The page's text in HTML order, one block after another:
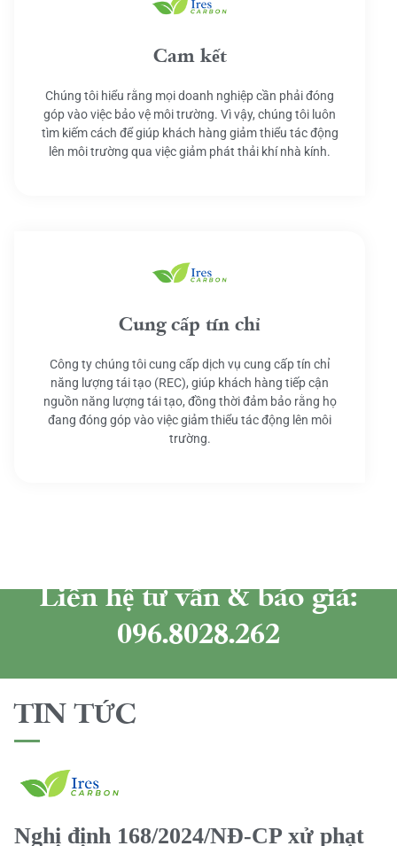
Cam kết
Chúng tôi hiểu rằng mọi doanh nghiệp cần phải đóng
góp vào việc bảo vệ môi trường. Vì vậy, chúng tôi luôn
tìm kiếm cách để giúp khách hàng giảm thiểu tác động
lên môi trường qua việc giảm phát thải khí nhà kính.
Cung cấp tín chỉ
Công ty chúng tôi cung cấp dịch vụ cung cấp tín chỉ
năng lượng tái tạo (REC), giúp khách hàng tiếp cận
nguồn năng lượng tái tạo, đồng thời đảm bảo rằng họ
đang đóng góp vào việc giảm thiểu tác động lên môi
trường.
Liên hệ tư vấn & báo giá:
096.8028.262
TIN TỨC
Nghị định 168/2024/NĐ-CP xử phạt